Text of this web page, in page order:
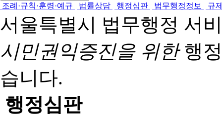
조례·규칙·훈령·예규 법률상담 행정심판 법무행정정보 규
서울특별시 법무행정 서
시민권익증진을 위한행
습니다.
행정심판